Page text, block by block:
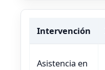
Intervención
Asistencia en